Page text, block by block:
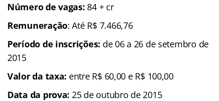
Número de vagas: 84 + cr
Remuneração: Até R$ 7.466,76
Período de inscrições: de 06 a 26 de setembro de
2015
Valor da taxa: entre R$ 60,00 e R$ 100,00
Data da prova: 25 de outubro de 2015